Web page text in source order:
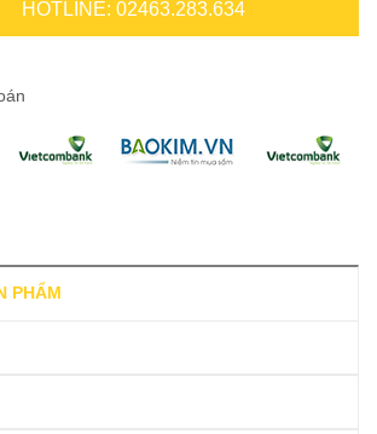
HOTLINE: 02463.283.634
PHẨM